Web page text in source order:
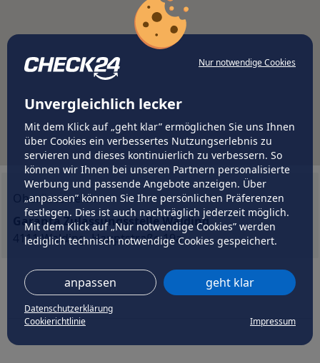
Nur notwendige Cookies
Unvergleichlich lecker
Mit dem Klick auf „geht klar” ermöglichen Sie uns Ihnen
über Cookies ein verbessertes Nutzungserlebnis zu
servieren und dieses kontinuierlich zu verbessern. So
können wir Ihnen bei unseren Partnern personalisierte
Werbung und passende Angebote anzeigen. Über
„anpassen” können Sie Ihre persönlichen Präferenzen
festlegen. Dies ist auch nachträglich jederzeit möglich.
Mit dem Klick auf „Nur notwendige Cookies” werden
lediglich technisch notwendige Cookies gespeichert.
anpassen geht klar
Datenschutzerklärung
Cookierichtlinie
Impressum
Oberösterreich
Garanta Zulassungsstelle Walding
4111 Walding, Hauptstraße 19a